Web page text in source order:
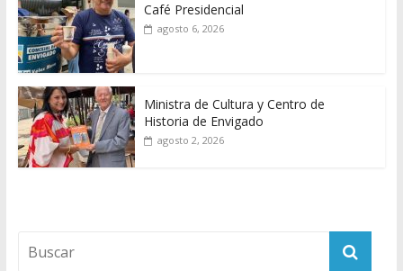
Café Presidencial
agosto 6, 2026
Ministra de Cultura y Centro de
Historia de Envigado
agosto 2, 2026